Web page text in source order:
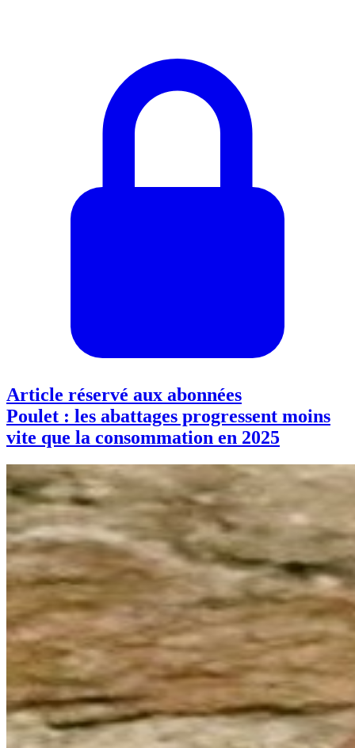
Article réservé aux abonnées
Poulet : les abattages progressent moins
vite que la consommation en 2025